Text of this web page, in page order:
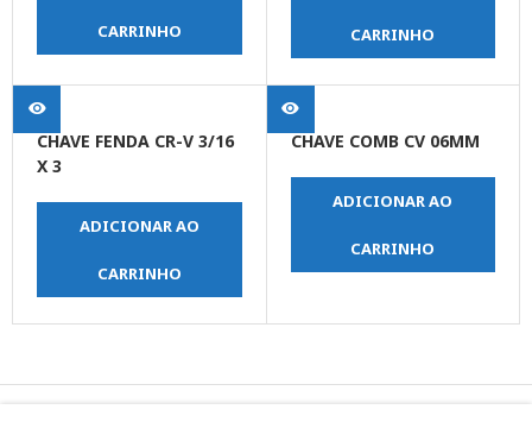
CARRINHO CARRINHO
CHAVE FENDA CR-V 3/16
X 3
ADICIONAR AO
CARRINHO
CHAVE COMB CV 06MM
ADICIONAR AO
CARRINHO